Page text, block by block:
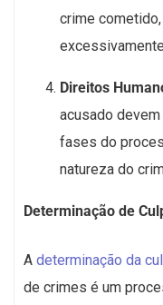
crime
Direitos
acusado
fases do
natureza do
Determinação de
A determinação da
de crimes é um